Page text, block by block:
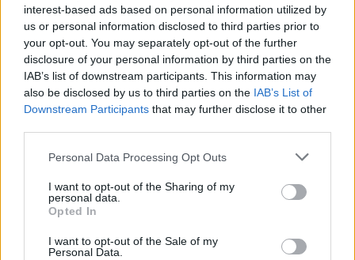
interest-based ads based on personal information utilized by
us or personal information disclosed to third parties prior to
your opt-out. You may separately opt-out of the further
disclosure of your personal information by third parties on the
IAB’s list of downstream participants. This information may
also be disclosed by us to third parties on the IAB’s List of
Downstream Participants that may further disclose it to other
Personal Data Processing Opt Outs
I want to opt-out of the Sharing of my
personal data.
Opted In
I want to opt-out of the Sale of my
Personal Data.
Hej, zaniepokoiła mnie taka zmiana. Nie boli, nie
piecze, nie swędzi, nie wiem od kiedy ją mam.
Byłam na kontroli u ginekologa 27.04, lekarz nic
nie powiedział.
Forum:Infekcje intymne
HELP CO TO JEST ?
Forum:Infekcje intymne